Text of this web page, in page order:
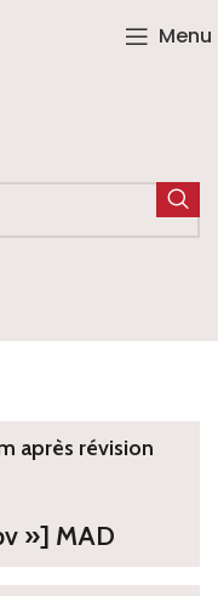
Menu
après révision
»] MAD